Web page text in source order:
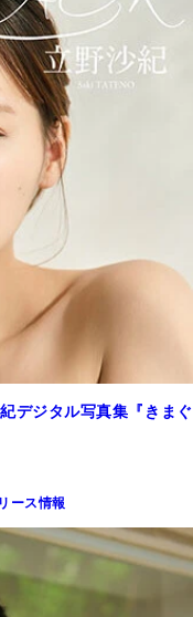
デジタル写真集『きまぐ
ース情報